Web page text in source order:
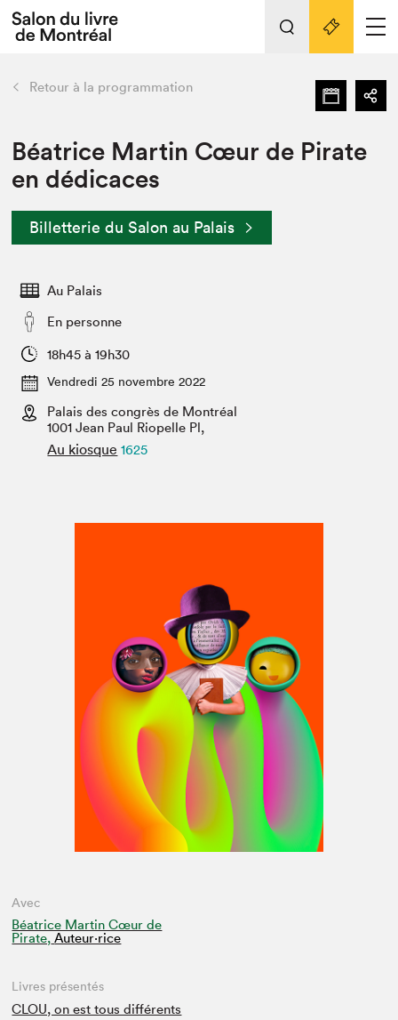
Espace exposant⋅e⋅s
Espace enseignant·e·s
Espace médias
L'événement
Préparer sa visite au Salon
Actualités
retour Nos activités
Préparer sa visite
Salon au Palais
Salon dans la ville et en ligne
Projets partenaires
Liens pratiques
Retour à la programmation
Béatrice Martin Cœur de Pirate
en dédicaces
Billetterie du Salon au Palais
Au Palais
En personne
18h45 à 19h30
Vendredi 25 novembre 2022
Palais des congrès de Montréal
1001 Jean Paul Riopelle Pl,
Au kiosque 1625
Avec
Béatrice Martin Cœur de
Pirate, Auteur·rice
Livres présentés
CLOU, on est tous différents